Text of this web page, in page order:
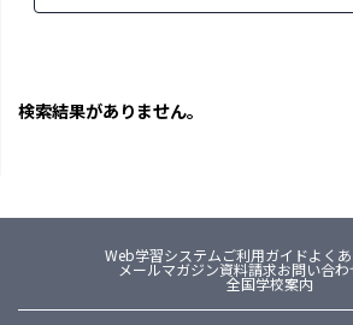
検索結果がありません。
Web学習システムご利用ガイドよく
メールマガジン資料請求お問い合わ
全国学校案内